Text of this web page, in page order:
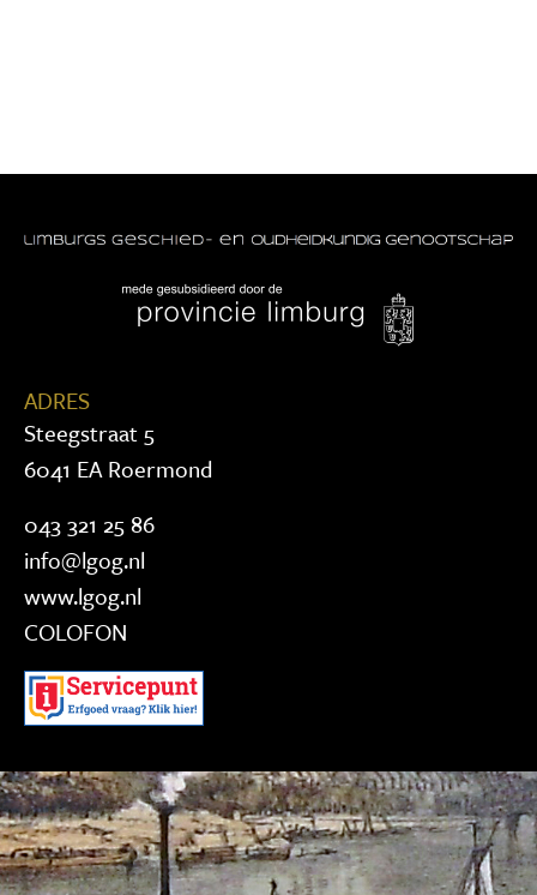
ADRES
Steegstraat 5
6041 EA Roermond
043 321 25 86
info@lgog.nl
www.lgog.nl
COLOFON